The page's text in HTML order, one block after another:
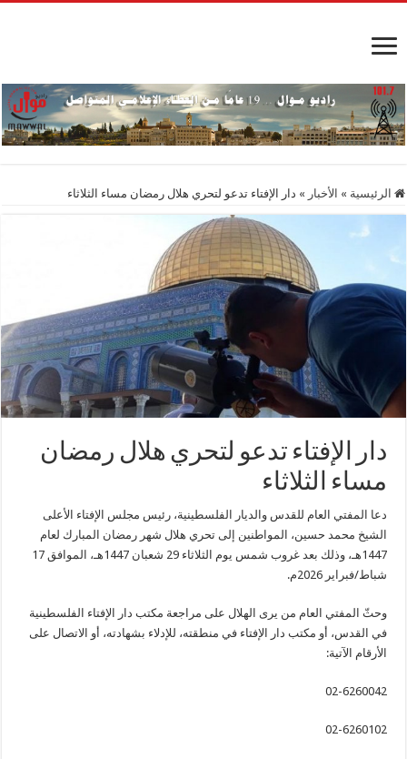
الرئيسية » الأخبار » دار الإفتاء تدعو لتحري هلال رمضان مساء الثلاثاء
دار الإفتاء تدعو لتحري هلال رمضان
مساء الثلاثاء
دعا المفتي العام للقدس والديار الفلسطينية، رئيس مجلس الإفتاء الأعلى
الشيخ محمد حسين، المواطنين إلى تحري هلال شهر رمضان المبارك لعام
1447هـ، وذلك بعد غروب شمس يوم الثلاثاء 29 شعبان 1447هـ، الموافق 17
شباط/فبراير 2026م.
وحثّ المفتي العام من يرى الهلال على مراجعة مكتب دار الإفتاء الفلسطينية
في القدس، أو مكتب دار الإفتاء في منطقته، للإدلاء بشهادته، أو الاتصال على
الأرقام الآتية:
02-6260042
02-6260102